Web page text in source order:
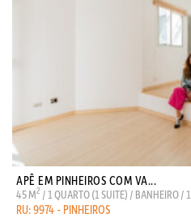
APÊ EM PINHEIROS COM VA...
45 M2 / 1 QUARTO (1 SUITE) / BANHEIRO /
RU: 9974 - PINHEIROS